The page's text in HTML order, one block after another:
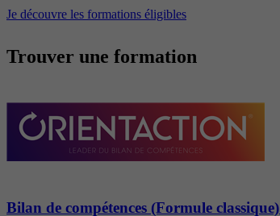
Je découvre les formations éligibles
Trouver une formation
Bilan de compétences (Formule